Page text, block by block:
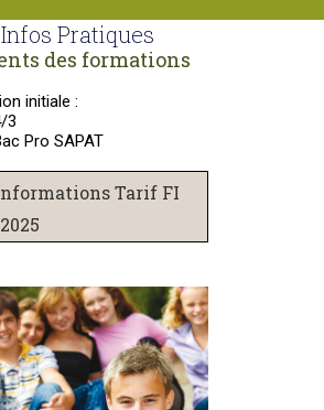
Infos Pratiques
des formations
initiale :
3
Pro SAPAT
Tarif FI